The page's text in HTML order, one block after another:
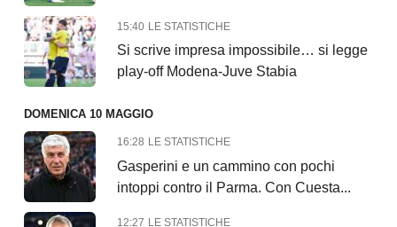
15:40 LE STATISTICHE
Si scrive impresa impossibile… si legge
play-off Modena-Juve Stabia
DOMENICA 10 MAGGIO
16:28 LE STATISTICHE
Gasperini e un cammino con pochi
intoppi contro il Parma. Con Cuesta...
12:27 LE STATISTICHE